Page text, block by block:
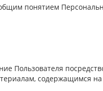
понятием
Пользователя
содержащимся на